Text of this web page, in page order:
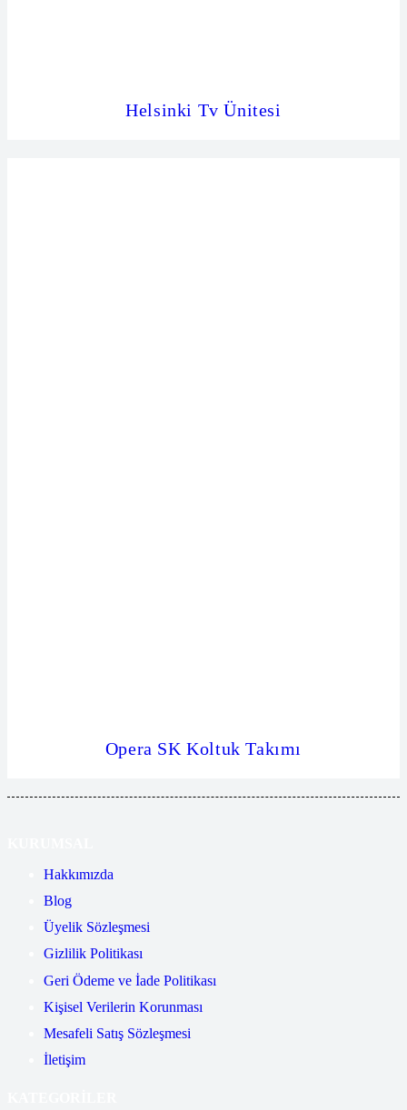
Helsinki Tv Ünitesi
Opera SK Koltuk Takımı
Hakkımızda
Blog
Üyelik Sözleşmesi
Gizlilik Politikası
Geri Ödeme ve İade Politikası
Kişisel Verilerin Korunması
Mesafeli Satış Sözleşmesi
İletişim